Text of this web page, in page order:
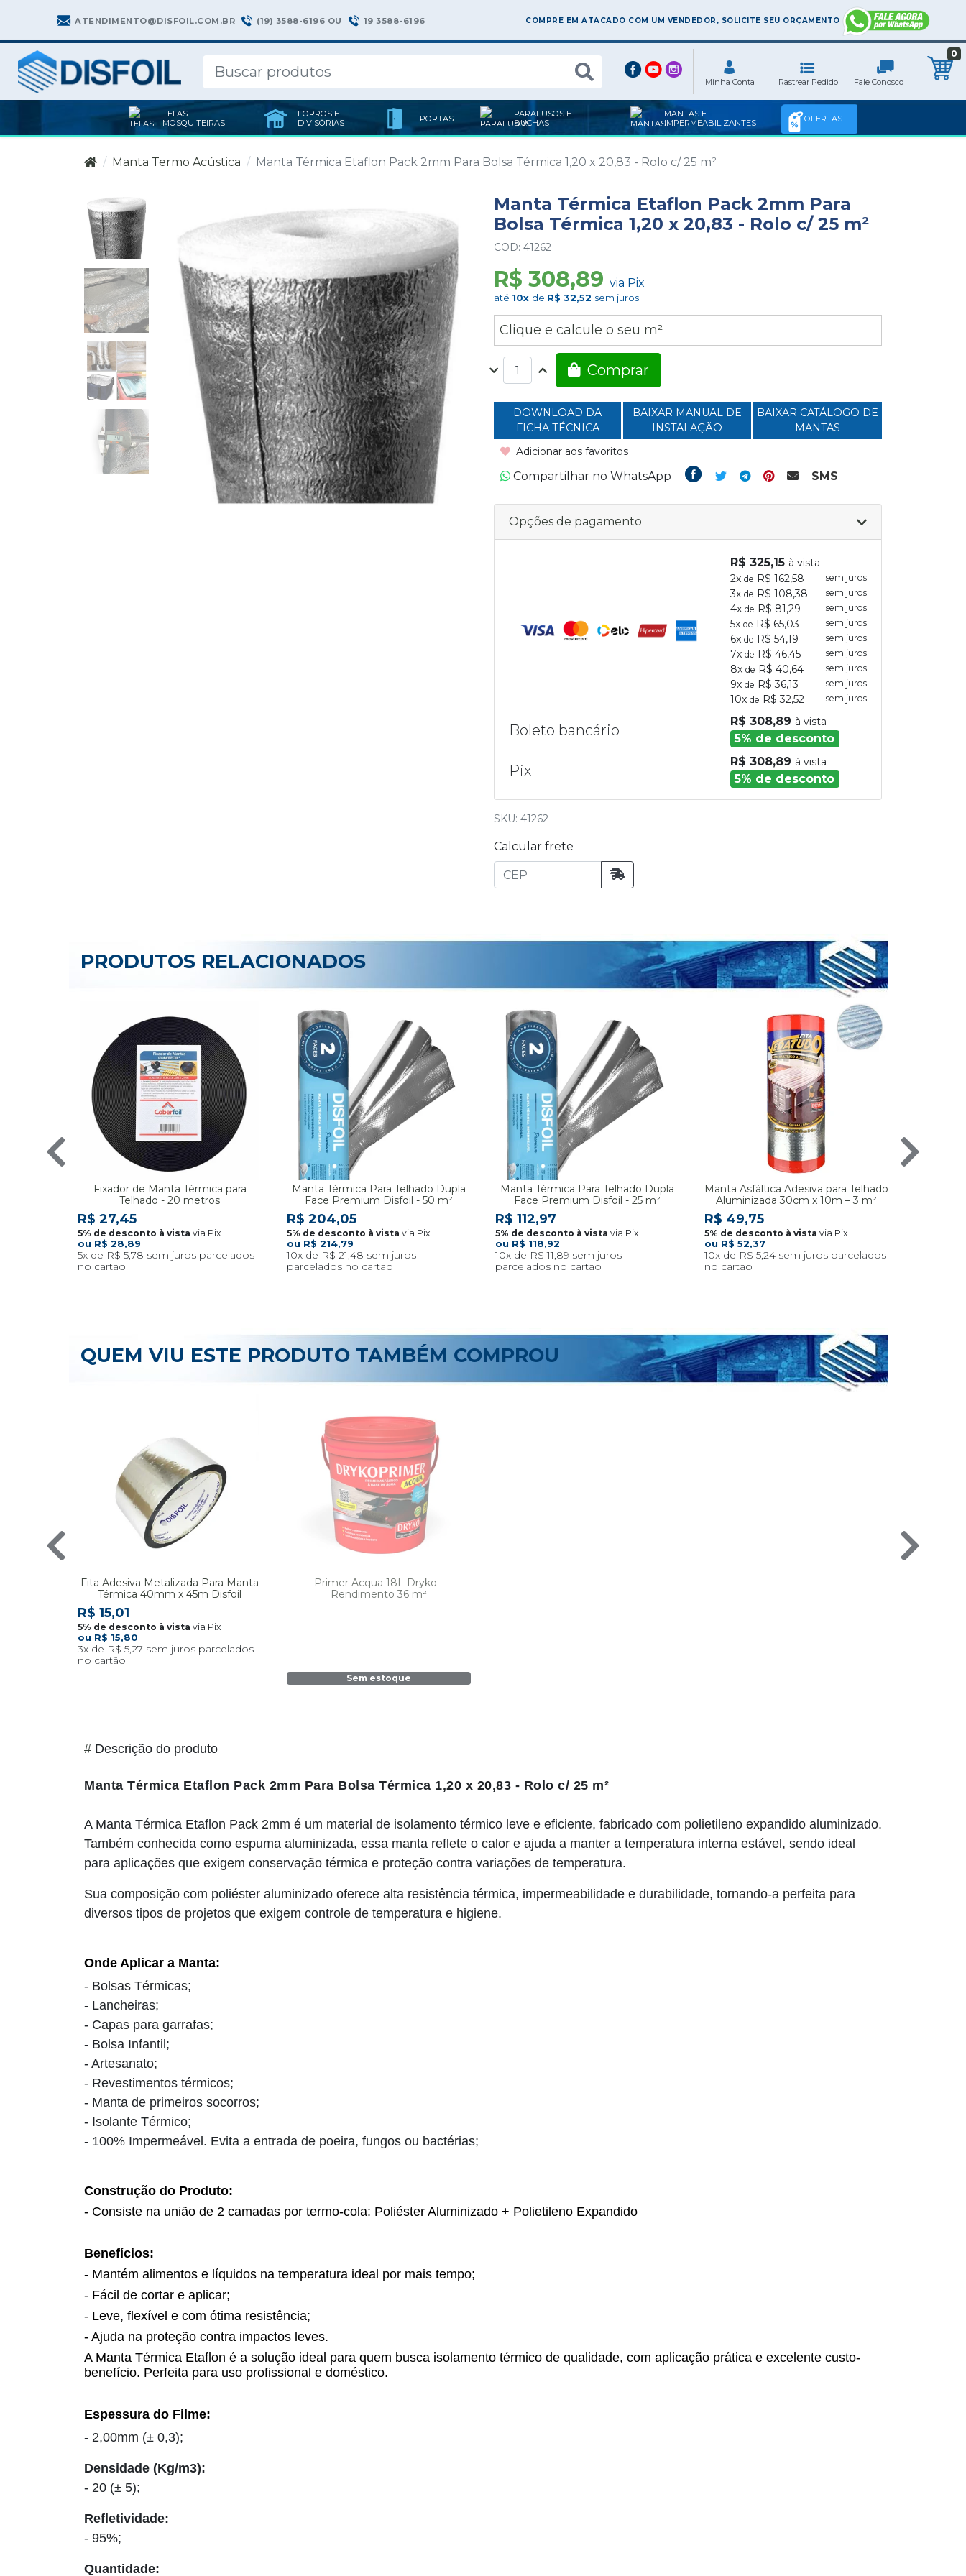
ATENDIMENTO@DISFOIL.COM.BR (19) 3588-6196 OU 19 3588-6196 COMPRE EM ATACADO COM UM VENDEDOR, SOLICITE SEU ORÇAMENTO
0
TELAS
MOSQUITEIRAS
FORROS E
DIVISÓRIAS
PORTAS
PARAFUSOS E
BUCHAS
MANTAS E
IMPERMEABILIZANTES
OFERTAS
Manta Termo Acústica Manta Térmica Etaflon Pack 2mm Para Bolsa Térmica 1,20 x 20,83 - Rolo c/ 25 m²
Manta Térmica Etaflon Pack 2mm Para
Bolsa Térmica 1,20 x 20,83 - Rolo c/ 25 m²
COD: 41262
até 10x de R$ 32,52 sem juros
R$ 308,89 via Pix
Clique e calcule o seu m²
Comprar
DOWNLOAD DA
FICHA TÉCNICA
BAIXAR MANUAL DE
INSTALAÇÃO
BAIXAR CATÁLOGO DE
MANTAS
Adicionar aos favoritos
Compartilhar no WhatsApp SMS
Opções de pagamento
R$ 325,15 à vista
2x de R$ 162,58 sem juros
3x de R$ 108,38 sem juros
4x de R$ 81,29 sem juros
5x de R$ 65,03 sem juros
6x de R$ 54,19 sem juros
7x de R$ 46,45 sem juros
8x de R$ 40,64 sem juros
9x de R$ 36,13 sem juros
10x de R$ 32,52 sem juros
Boleto bancário
R$ 308,89 à vista
5% de desconto
Pix
R$ 308,89 à vista
5% de desconto
SKU: 41262
Calcular frete
PRODUTOS RELACIONADOS
Fixador de Manta Térmica para
Telhado - 20 metros
R$ 28,89
5x R$ 5,78
R$ 27,45
via Pix
Manta Térmica Para Telhado Dupla
Face Premium Disfoil - 50 m²
R$ 214,79
10x R$ 21,48
R$ 204,05
via Pix
Manta Térmica Para Telhado Dupla
Face Premium Disfoil - 25 m²
R$ 118,92
10x R$ 11,89
R$ 112,97
via Pix
Manta Asfáltica Adesiva para Telhado
Aluminizada 30cm x 10m – 3 m²
R$ 52,37
10x R$ 5,24
R$ 49,75
via Pix
QUEM VIU ESTE PRODUTO TAMBÉM COMPROU
Fita Adesiva Metalizada Para Manta
Térmica 40mm x 45m Disfoil
R$ 15,80
3x R$ 5,27
R$ 15,01
via Pix
Primer Acqua 18L Dryko -
Rendimento 36 m²
Sem estoque
# Descrição do produto
Manta Térmica Etaflon Pack 2mm Para Bolsa Térmica 1,20 x 20,83 - Rolo c/ 25 m²
A Manta Térmica Etaflon Pack 2mm é um material de isolamento térmico leve e eficiente, fabricado com polietileno expandido aluminizado.
Também conhecida como espuma aluminizada, essa manta reflete o calor e ajuda a manter a temperatura interna estável, sendo ideal
para aplicações que exigem conservação térmica e proteção contra variações de temperatura.
Sua composição com poliéster aluminizado oferece alta resistência térmica, impermeabilidade e durabilidade, tornando-a perfeita para
diversos tipos de projetos que exigem controle de temperatura e higiene.
Onde Aplicar a Manta:
- Bolsas Térmicas;
- Lancheiras;
- Capas para garrafas;
- Bolsa Infantil;
- Artesanato;
- Revestimentos térmicos;
- Manta de primeiros socorros;
- Isolante Térmico;
- 100% Impermeável . Evita a entrada de poeira, fungos ou bactérias;
Construção do Produto:
- Consiste na união de 2 camadas por termo-cola: Poliéster Aluminizado + Polietileno Expandido
Benefícios:
- Mantém alimentos e líquidos na temperatura ideal por mais tempo;
- Fácil de cortar e aplicar;
- Leve, flexível e com ótima resistência;
- Ajuda na proteção contra impactos leves.
A Manta Térmica Etaflon é a solução ideal para quem busca isolamento térmico de qualidade, com aplicação prática e excelente custo-
benefício. Perfeita para uso profissional e doméstico.
Espessura do Filme:
- 2,00mm (± 0,3);
Densidade (Kg/m3):
- 20 (± 5);
Refletividade:
- 95%;
Quantidade: